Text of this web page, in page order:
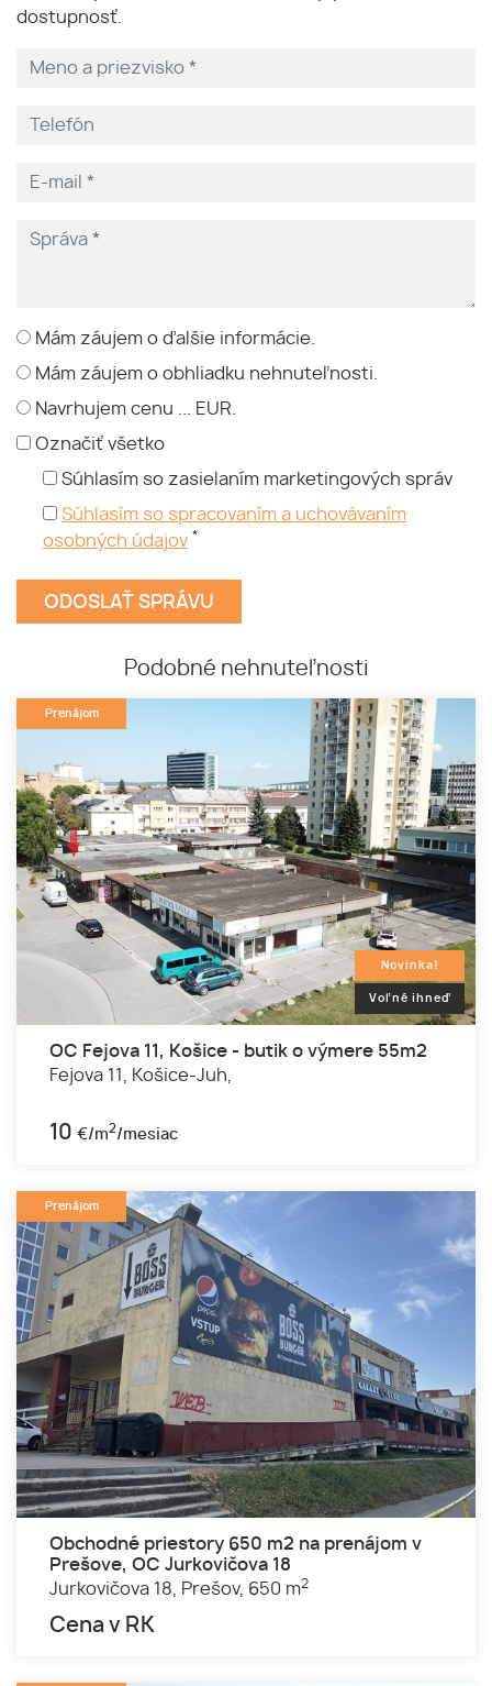
dostupnosť.
Mám záujem o ďalšie informácie.
Mám záujem o obhliadku nehnuteľnosti.
Navrhujem cenu ... EUR.
Označiť všetko
Súhlasím so zasielaním marketingových správ
Súhlasím so spracovaním a uchovávaním
osobných údajov *
Podobné nehnuteľnosti
Prenájom
Novinka!
Voľné ihneď
OC Fejova 11, Košice - butik o výmere 55m2
Fejova 11,
Košice-Juh,
10 €/m2/mesiac
Prenájom
Obchodné priestory 650 m2 na prenájom v
Prešove, OC Jurkovičova 18
Jurkovičova 18,
Prešov, 650 m2
Cena v RK